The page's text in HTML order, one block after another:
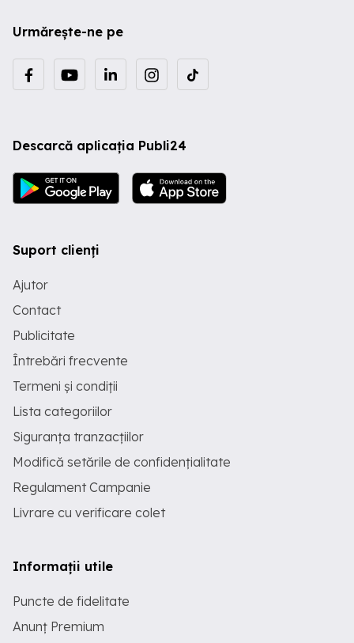
Urmărește-ne pe
Descarcă aplicația Publi24
Suport clienți
Ajutor
Contact
Publicitate
Întrebări frecvente
Termeni și condiții
Lista categoriilor
Siguranța tranzacțiilor
Modifică setările de confidențialitate
Regulament Campanie
Livrare cu verificare colet
Informații utile
Puncte de fidelitate
Anunț Premium